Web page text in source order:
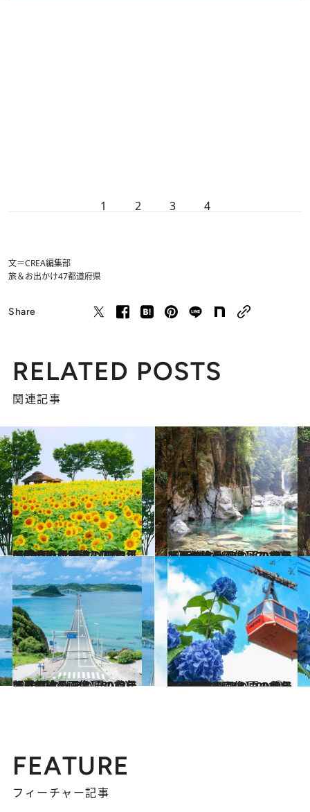
1 2 3 4
文＝CREA編集部
旅＆お出かけ47都道府県
Share
RELATED POSTS
関連記事
2023.8.2
【夏の絶景画像】2023年版 中部・北陸エリアの夏の絶景＆風物詩の画像（90点）
旅＆お出かけ 2023.8.1
【夏の絶景画像】2023年版 近畿エリアの夏の絶景＆風物詩の画像（70点）
旅＆お出かけ
2023.7.9
【夏の絶景画像】2023年版 中国エリアの夏の絶景＆風物詩の画像（50点）
旅＆お出かけ 2023.7.20
【夏の絶景画像】2023年版 四国エリアの夏の絶景＆風物詩の画像（90点）
旅＆お出かけ
FEATURE
フィーチャー記事